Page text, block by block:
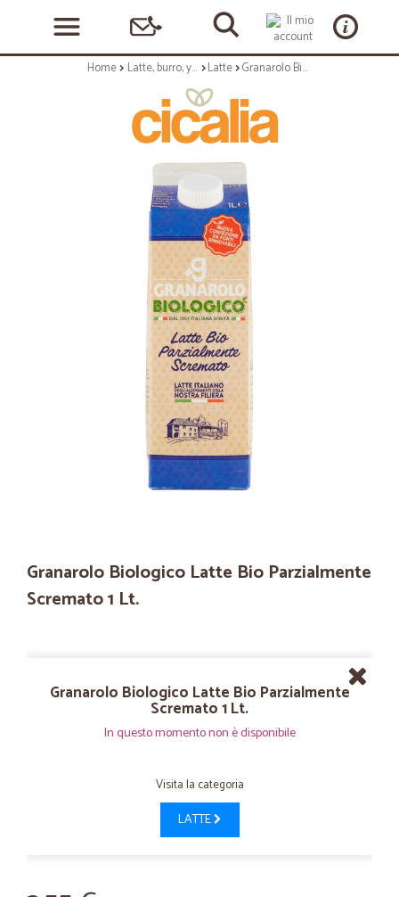
Home Latte, burro, yogurt Latte Granarolo Biologico Latte Bio Parzialmente Scremato 1 Lt.
Granarolo Biologico Latte Bio Parzialmente
Scremato 1 Lt.
Granarolo Biologico Latte Bio Parzialmente
Scremato 1 Lt.
In questo momento non è disponibile
Visita la categoria
LATTE